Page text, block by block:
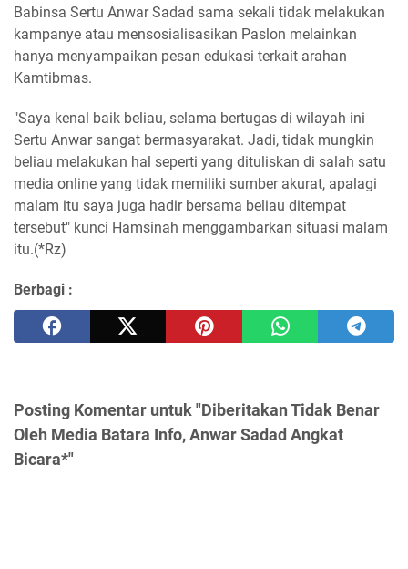
Babinsa Sertu Anwar Sadad sama sekali tidak melakukan
kampanye atau mensosialisasikan Paslon melainkan
hanya menyampaikan pesan edukasi terkait arahan
Kamtibmas.
"Saya kenal baik beliau, selama bertugas di wilayah ini
Sertu Anwar sangat bermasyarakat. Jadi, tidak mungkin
beliau melakukan hal seperti yang dituliskan di salah satu
media online yang tidak memiliki sumber akurat, apalagi
malam itu saya juga hadir bersama beliau ditempat
tersebut" kunci Hamsinah menggambarkan situasi malam
itu.(*Rz)
Berbagi :
Posting Komentar untuk "Diberitakan Tidak Benar
Oleh Media Batara Info, Anwar Sadad Angkat
Bicara*"